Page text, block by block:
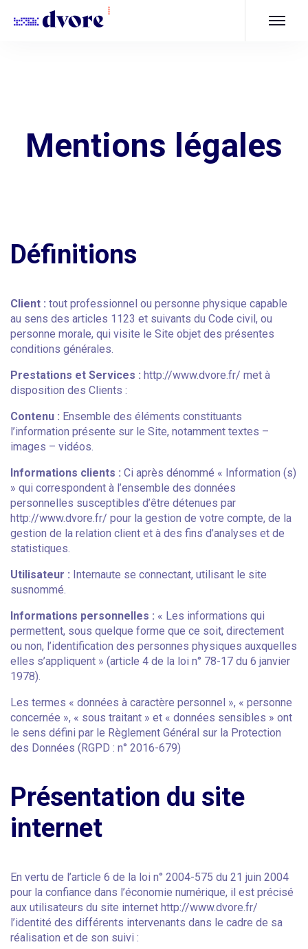
Mentions légales
Définitions
Client : tout professionnel ou personne physique capable
au sens des articles 1123 et suivants du Code civil, ou
personne morale, qui visite le Site objet des présentes
conditions générales.
Prestations et Services : http://www.dvore.fr/ met à
disposition des Clients :
Contenu : Ensemble des éléments constituants
l’information présente sur le Site, notamment textes –
images – vidéos.
Informations clients : Ci après dénommé « Information (s)
» qui correspondent à l’ensemble des données
personnelles susceptibles d’être détenues par
http://www.dvore.fr/ pour la gestion de votre compte, de la
gestion de la relation client et à des fins d’analyses et de
statistiques.
Utilisateur : Internaute se connectant, utilisant le site
susnommé.
Informations personnelles : « Les informations qui
permettent, sous quelque forme que ce soit, directement
ou non, l’identification des personnes physiques auxquelles
elles s’appliquent » (article 4 de la loi n° 78-17 du 6 janvier
1978).
Les termes « données à caractère personnel », « personne
concernée », « sous traitant » et « données sensibles » ont
le sens défini par le Règlement Général sur la Protection
des Données (RGPD : n° 2016-679)
Présentation du site
internet
En vertu de l’article 6 de la loi n° 2004-575 du 21 juin 2004
pour la confiance dans l’économie numérique, il est précisé
aux utilisateurs du site internet http://www.dvore.fr/
l’identité des différents intervenants dans le cadre de sa
réalisation et de son suivi :